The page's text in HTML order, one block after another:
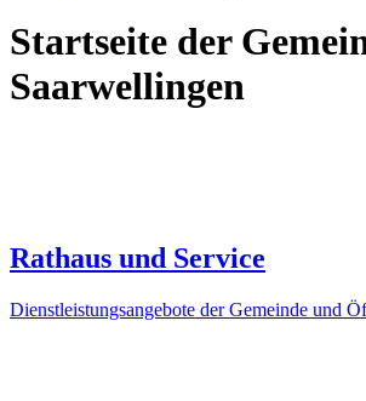
Startseite der
Saarwellingen
Rathaus und Service
Dienstleistungsangebote der Gemeinde und